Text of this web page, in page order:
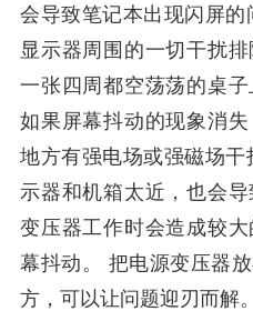
会导致笔记本出现闪屏
显示器周围的一切干扰
一张四周都空荡荡的桌
如果屏幕抖动的现象消
地方有强电场或强磁场
示器和机箱太近，也会
变压器工作时会造成较
幕抖动。 把电源变压器
方，可以让问题迎刃而解